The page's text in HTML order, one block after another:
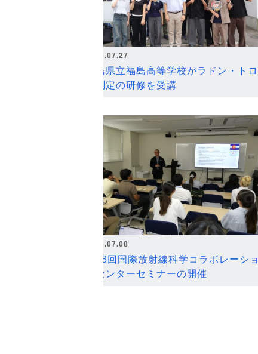
2026.07.27
福島県立福島高等学校がラドン・トロ
ン測定の研修を受講
2026.07.08
第18回国際放射線科学コラボレーショ
ンセンターセミナーの開催